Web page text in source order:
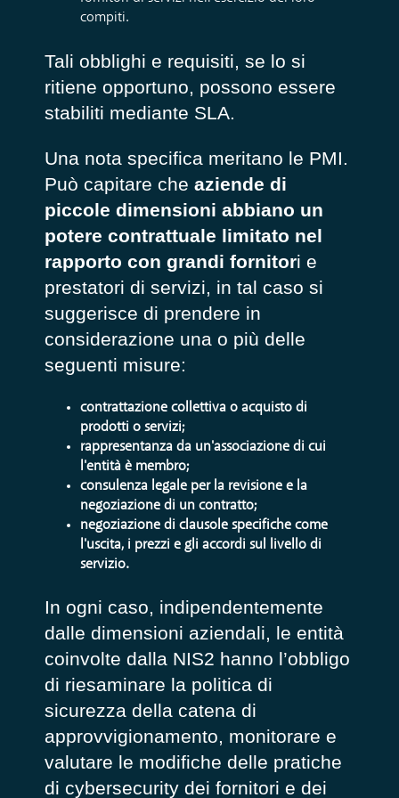
compiti.
Tali obblighi e requisiti, se lo si
ritiene opportuno, possono essere
stabiliti mediante SLA.
Una nota specifica meritano le PMI.
Può capitare che aziende di
piccole dimensioni abbiano un
potere contrattuale limitato nel
rapporto con grandi fornitori e
prestatori di servizi, in tal caso si
suggerisce di prendere in
considerazione una o più delle
seguenti misure:
contrattazione collettiva o acquisto di
prodotti o servizi;
rappresentanza da un'associazione di cui
l'entità è membro;
consulenza legale per la revisione e la
negoziazione di un contratto;
negoziazione di clausole specifiche come
l'uscita, i prezzi e gli accordi sul livello di
servizio.
In ogni caso, indipendentemente
dalle dimensioni aziendali, le entità
coinvolte dalla NIS2 hanno l’obbligo
di riesaminare la politica di
sicurezza della catena di
approvvigionamento, monitorare e
valutare le modifiche delle pratiche
di cybersecurity dei fornitori e dei